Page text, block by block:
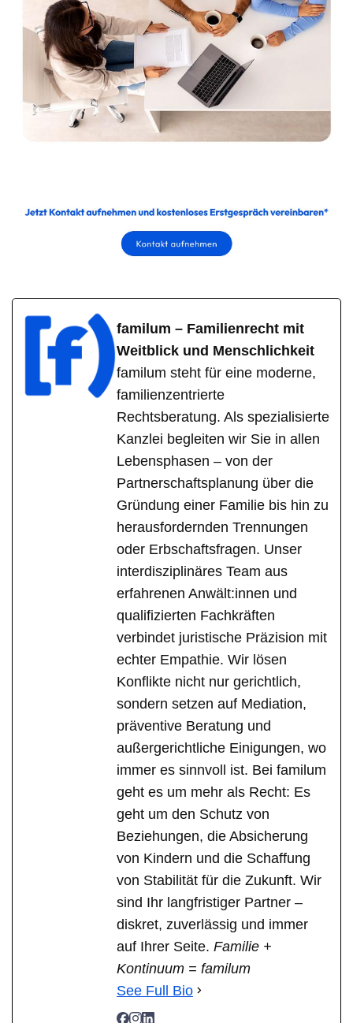
familum – Familienrecht mit
Weitblick und Menschlichkeit
familum steht für eine moderne,
familienzentrierte
Rechtsberatung. Als spezialisierte
Kanzlei begleiten wir Sie in allen
Lebensphasen – von der
Partnerschaftsplanung über die
Gründung einer Familie bis hin zu
herausfordernden Trennungen
oder Erbschaftsfragen. Unser
interdisziplinäres Team aus
erfahrenen Anwält:innen und
qualifizierten Fachkräften
verbindet juristische Präzision mit
echter Empathie. Wir lösen
Konflikte nicht nur gerichtlich,
sondern setzen auf Mediation,
präventive Beratung und
außergerichtliche Einigungen, wo
immer es sinnvoll ist. Bei familum
geht es um mehr als Recht: Es
geht um den Schutz von
Beziehungen, die Absicherung
von Kindern und die Schaffung
von Stabilität für die Zukunft. Wir
sind Ihr langfristiger Partner –
diskret, zuverlässig und immer
auf Ihrer Seite. Familie +
Kontinuum = familum
See Full Bio